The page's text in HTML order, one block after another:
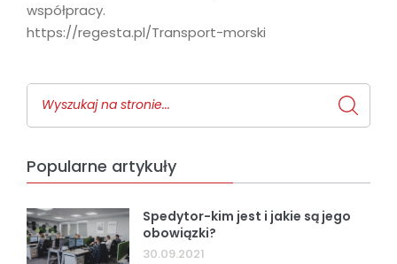
współpracy.
https://regesta.pl/Transport-morski
Popularne artykuły
Spedytor-kim jest i jakie są jego
obowiązki?
30.09.2021